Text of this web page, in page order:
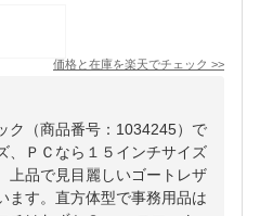
価格と在庫を楽天でチェック >>
ク（商品番号：1034245）で
ＰＣなら１５インチサイズ
上品で見目麗しいゴートレザ
ます。直方体型で事務用品は